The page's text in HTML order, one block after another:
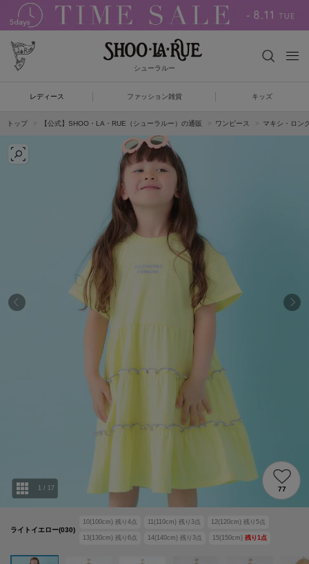
シューラルー
レディース ファッション雑貨 キッズ
トップ 【公式】SHOO・LA・RUE（シューラルー）の通販 ワンピース マキシ・ロン
ライトイエロー(030)
10(100cm) 残り 4点 11(110cm) 残り 3点 12(120cm) 残り 5点
13(130cm) 残り 6点 14(140cm) 残り 3点 15(150cm) 残り 1 点
1 / 17 77